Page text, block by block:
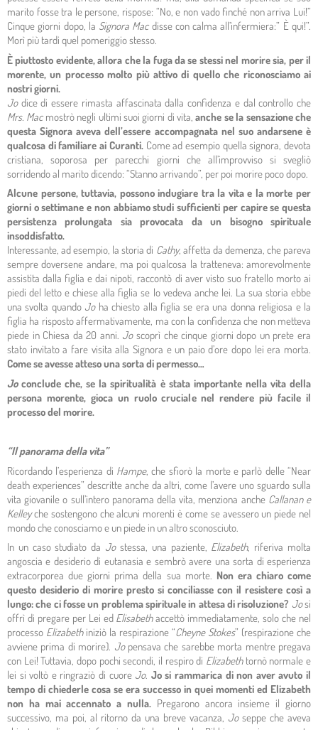
marito fosse tra le persone, rispose: “No, e non vado finché non arriva Lui!”
Cinque giorni dopo, la Signora Macdisse con calma all’infermiera:” È qui!”.
Morì più tardi quel pomeriggio stesso.
È piuttosto evidente, allora che la fuga da se stessi nel morire sia, per il
morente, un processo molto più attivo di quello che riconosciamo ai
nostri giorni.
Jodice di essere rimasta affascinata dalla confidenza e dal controllo che
Mrs. Macmostrò negli ultimi suoi giorni di vita,anche se la sensazione che
questa Signora aveva dell’essere accompagnata nel suo andarsene è
qualcosa di familiare ai Curanti.Come ad esempio quella signora, devota
cristiana, soporosa per parecchi giorni che all’improvviso si svegliò
sorridendo al marito dicendo: “Stanno arrivando”, per poi morire poco dopo.
Alcune persone, tuttavia, possono indugiare tra la vita e la morte per
giorni o settimane e non abbiamo studi sufficienti per capire se questa
persistenza prolungata sia provocata da un bisogno spirituale
insoddisfatto.
Interessante, ad esempio, la storia di Cathy, affetta da demenza, che pareva
sempre doversene andare, ma poi qualcosa la tratteneva: amorevolmente
assistita dalla figlia e dai nipoti, raccontò di aver visto suo fratello morto ai
piedi del letto e chiese alla figlia se lo vedeva anche lei. La sua storia ebbe
una svolta quando Jo ha chiesto alla figlia se era una donna religiosa e la
figlia ha risposto affermativamente, ma con la confidenza che non metteva
piede in Chiesa da 20 anni. Joscoprì che cinque giorni dopo un prete era
stato invitato a fare visita alla Signora e un paio d’ore dopo lei era morta.
Come se avesse atteso una sorta di permesso…
Joconclude che, se la spiritualità è stata importante nella vita della
persona morente, gioca un ruolo cruciale nel rendere più facile il
processo del morire.
“Il panorama della vita”
Ricordando l’esperienza di Hampe, che sfiorò la morte e parlò delle “Near
death experiences” descritte anche da altri, come l’avere uno sguardo sulla
vita giovanile o sull’intero panorama della vita, menziona anche Callanan e
Kelleyche sostengono che alcuni morenti è come se avessero un piede nel
mondo che conosciamo e un piede in un altro sconosciuto.
In un caso studiato da Jostessa, una paziente, Elizabeth, riferiva molta
angoscia e desiderio di eutanasia e sembrò avere una sorta di esperienza
extracorporea due giorni prima della sua morte. Non era chiaro come
questo desiderio di morire presto si conciliasse con il resistere così a
lungo: che ci fosse un problema spirituale in attesa di risoluzione? Josi
offrì di pregare per Lei ed Elisabethaccettò immediatamente, solo che nel
processo Elizabethiniziò la respirazione “Cheyne Stokes” (respirazione che
avviene prima di morire). Jopensava che sarebbe morta mentre pregava
con Lei! Tuttavia, dopo pochi secondi, il respiro di Elizabethtornò normale e
lei si voltò e ringraziò di cuore Jo. Jo si rammarica di non aver avuto il
tempo di chiederle cosa se era successo in quei momenti ed Elizabeth
non ha mai accennato a nulla. Pregarono ancora insieme il giorno
successivo, ma poi, al ritorno da una breve vacanza, Joseppe che aveva